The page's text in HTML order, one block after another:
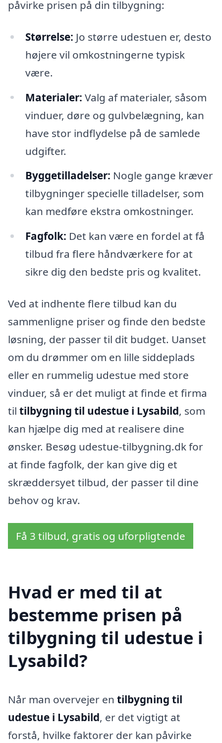
påvirke prisen på din tilbygning:
Størrelse: Jo større udestuen er, desto
højere vil omkostningerne typisk
være.
Materialer: Valg af materialer, såsom
vinduer, døre og gulvbelægning, kan
have stor indflydelse på de samlede
udgifter.
Byggetilladelser: Nogle gange kræver
tilbygninger specielle tilladelser, som
kan medføre ekstra omkostninger.
Fagfolk: Det kan være en fordel at få
tilbud fra flere håndværkere for at
sikre dig den bedste pris og kvalitet.
Ved at indhente flere tilbud kan du
sammenligne priser og finde den bedste
løsning, der passer til dit budget. Uanset
om du drømmer om en lille siddeplads
eller en rummelig udestue med store
vinduer, så er det muligt at finde et firma
til tilbygning til udestue i Lysabild, som
kan hjælpe dig med at realisere dine
ønsker. Besøg udestue-tilbygning.dk for
at finde fagfolk, der kan give dig et
skræddersyet tilbud, der passer til dine
behov og krav.
Få 3 tilbud, gratis og uforpligtende
Hvad er med til at
bestemme prisen på
tilbygning til udestue i
Lysabild?
Når man overvejer en tilbygning til
udestue i Lysabild, er det vigtigt at
forstå, hvilke faktorer der kan påvirke